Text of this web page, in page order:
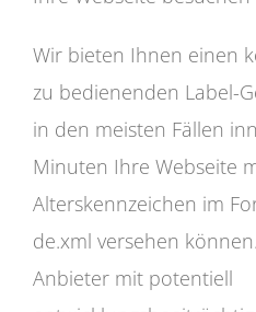
Wir bieten Ihnen einen
zu bedienenden Label-
in den meisten Fällen
Minuten Ihre Webseite
Alterskennzeichen im
de.xml versehen
Anbieter mit potentiell